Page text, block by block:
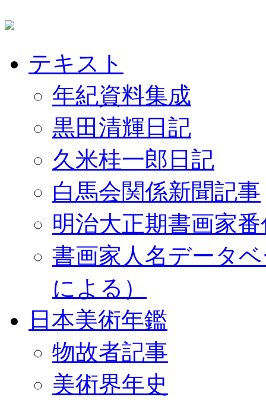
テキスト
年紀資料集成
黒田清輝日記
久米桂一郎日記
白馬会関係新聞記事
明治大正期書画家
書画家人名データ
による）
日本美術年鑑
物故者記事
美術界年史